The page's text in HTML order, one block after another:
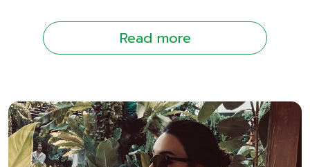
Read more